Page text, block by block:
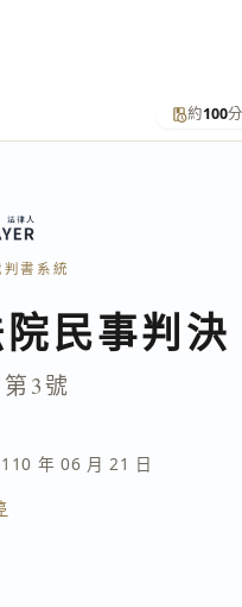
約100
書系統
民事判決
3號
年 06 月 21 日